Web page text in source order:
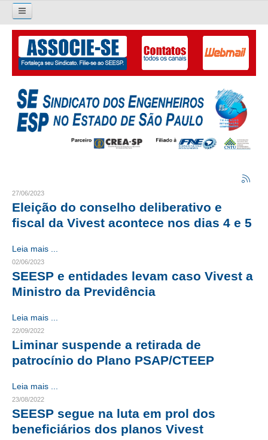
Pesquisar...
O SINDICATO
APRESENTAÇÃO
PALAVRA DO PRESIDENTE
LIVRO GESTÃO 2026-2029
SUBSEDES SINDICAIS
ORGANOGRAMA
CRESCE BRASIL
CONSELHO TECNOLÓGICO
COMPOSIÇÃO
CONSELHOS ASSESSORES
PERSONALIDADES DA TECNOLOGIA
NÚCLEO DA MULHER ENGENHEIRA
27/06/2023
Eleição do conselho deliberativo e
fiscal da Vivest acontece nos dias 4 e 5
Leia mais ...
02/06/2023
SEESP e entidades levam caso Vivest a
Ministro da Previdência
Leia mais ...
22/09/2022
Liminar suspende a retirada de
patrocínio do Plano PSAP/CTEEP
Leia mais ...
23/08/2022
SEESP segue na luta em prol dos
beneficiários dos planos Vivest